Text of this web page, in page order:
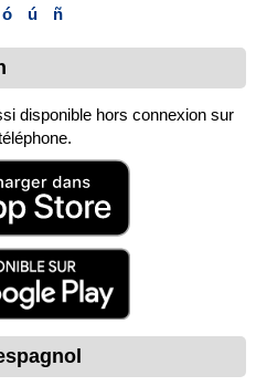
ó ú ñ
disponible hors connexion sur